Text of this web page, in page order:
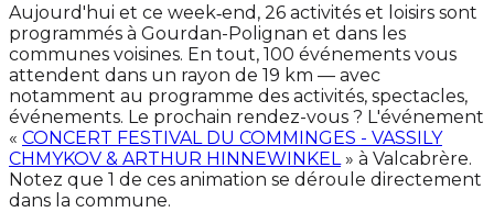
Aujourd'hui et ce week‑end, 26 activités et loisirs sont
programmés à Gourdan-Polignan et dans les
communes voisines. En tout, 100 événements vous
attendent dans un rayon de 19 km — avec
notamment au programme des activités, spectacles,
événements. Le prochain rendez-vous ? L'événement
« CONCERT FESTIVAL DU COMMINGES - VASSILY
CHMYKOV & ARTHUR HINNEWINKEL » à Valcabrère.
Notez que 1 de ces animation se déroule directement
dans la commune.